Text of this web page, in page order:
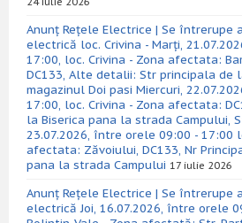
Anunț Rețele Electrice | Se întrerupe
electrică loc. Crivina - Marți,
17:00, loc. Crivina - Zona afectata:
DC133, Alte detalii: Str principala de
magazinul Doi pasi Miercuri,
17:00, loc. Crivina - Zona afectata:
la Biserica pana la strada Campului,
23.07.2026, între orele 09:00 - 17:00
afectata: Zăvoiului, DC133, Nr
pana la strada Campului 17 iulie 2026
Anunț Rețele Electrice | Se întrerupe
electrică Joi, 16.07.2026, între orele